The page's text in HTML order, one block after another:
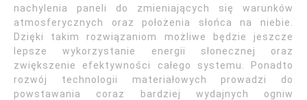
nachylenia paneli do zmieniających się warunków
atmosferycznych oraz położenia słońca na niebie.
Dzięki takim rozwiązaniom możliwe będzie jeszcze
lepsze wykorzystanie energii słonecznej oraz
zwiększenie efektywności całego systemu. Ponadto
rozwój technologii materiałowych prowadzi do
powstawania coraz bardziej wydajnych ogniw